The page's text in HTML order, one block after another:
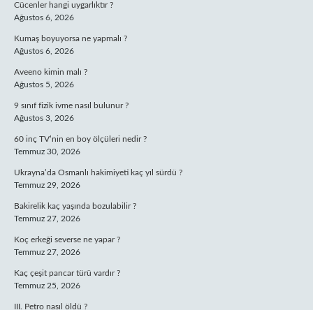
Cücenler hangi uygarlıktır ?
Ağustos 6, 2026
Kumaş boyuyorsa ne yapmalı ?
Ağustos 6, 2026
Aveeno kimin malı ?
Ağustos 5, 2026
9 sınıf fizik ivme nasıl bulunur ?
Ağustos 3, 2026
60 inç TV’nin en boy ölçüleri nedir ?
Temmuz 30, 2026
Ukrayna’da Osmanlı hakimiyeti kaç yıl sürdü ?
Temmuz 29, 2026
Bakirelik kaç yaşında bozulabilir ?
Temmuz 27, 2026
Koç erkeği severse ne yapar ?
Temmuz 27, 2026
Kaç çeşit pancar türü vardır ?
Temmuz 25, 2026
III. Petro nasıl öldü ?